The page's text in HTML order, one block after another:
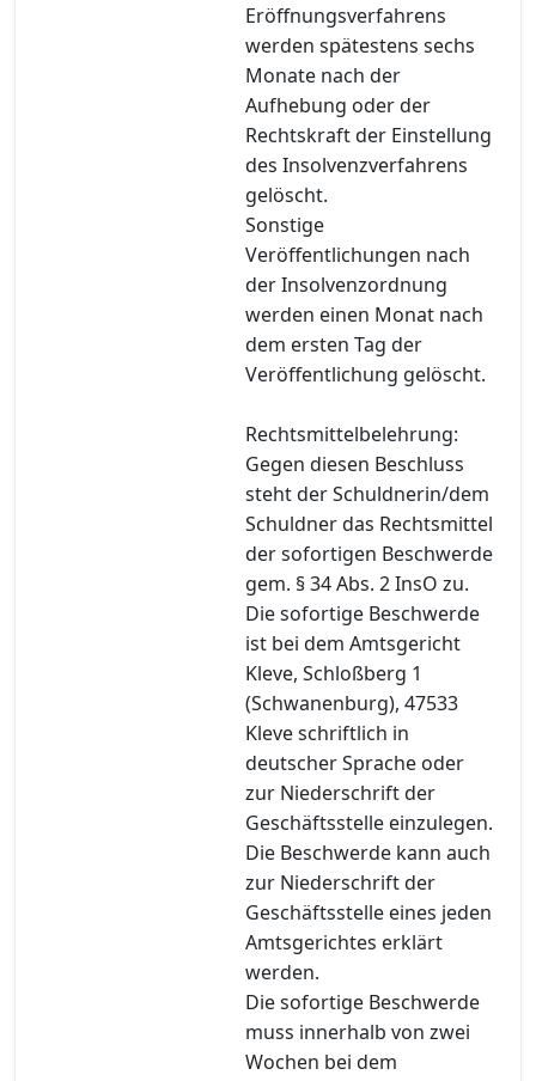
Eröffnungsverfahrens
werden spätestens sechs
Monate nach der
Aufhebung oder der
Rechtskraft der Einstellung
des Insolvenzverfahrens
gelöscht.
Sonstige
Veröffentlichungen nach
der Insolvenzordnung
werden einen Monat nach
dem ersten Tag der
Veröffentlichung gelöscht.
Rechtsmittelbelehrung:
Gegen diesen Beschluss
steht der Schuldnerin/dem
Schuldner das Rechtsmittel
der sofortigen Beschwerde
gem. § 34 Abs. 2 InsO zu.
Die sofortige Beschwerde
ist bei dem Amtsgericht
Kleve, Schloßberg 1
(Schwanenburg), 47533
Kleve schriftlich in
deutscher Sprache oder
zur Niederschrift der
Geschäftsstelle einzulegen.
Die Beschwerde kann auch
zur Niederschrift der
Geschäftsstelle eines jeden
Amtsgerichtes erklärt
werden.
Die sofortige Beschwerde
muss innerhalb von zwei
Wochen bei dem